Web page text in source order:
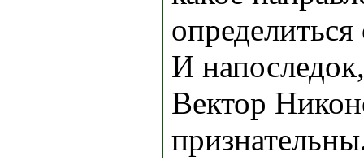
И
Вектор